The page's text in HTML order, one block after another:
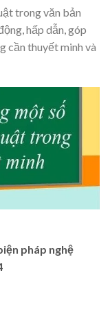
trong văn bản
hấp dẫn, góp
cần thuyết minh và
pháp nghệ